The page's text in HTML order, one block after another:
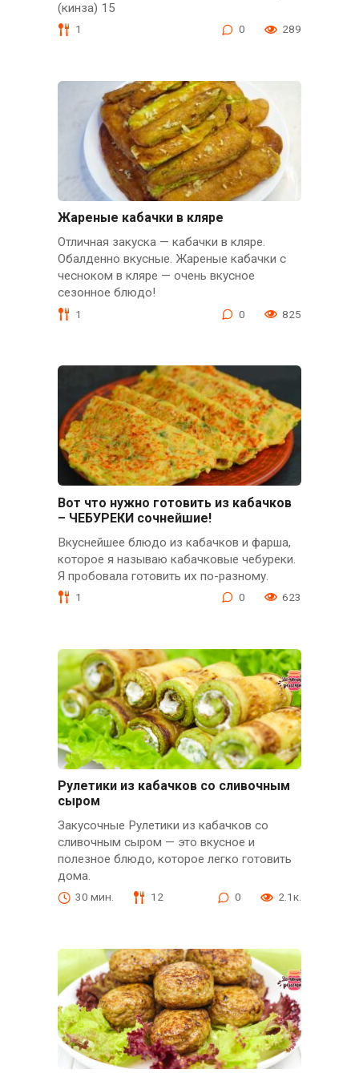
(кинза) 15
1 0 289
Жареные кабачки в кляре
Отличная закуска — кабачки в кляре.
Обалденно вкусные. Жареные кабачки с
чесноком в кляре — очень вкусное
сезонное блюдо!
1 0 825
Вот что нужно готовить из кабачков
– ЧЕБУРЕКИ сочнейшие!
Вкуснейшее блюдо из кабачков и фарша,
которое я называю кабачковые чебуреки.
Я пробовала готовить их по-разному.
1 0 623
Рулетики из кабачков со сливочным
сыром
Закусочные Рулетики из кабачков со
сливочным сыром — это вкусное и
полезное блюдо, которое легко готовить
дома.
30 мин. 12 0 2.1к.